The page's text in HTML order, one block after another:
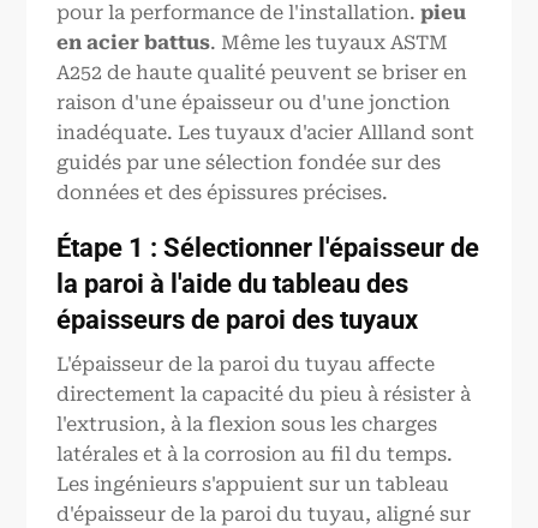
pour la performance de l'installation.pieu
en acier battus. Même les tuyaux ASTM
A252 de haute qualité peuvent se briser en
raison d'une épaisseur ou d'une jonction
inadéquate. Les tuyaux d'acier Allland sont
guidés par une sélection fondée sur des
données et des épissures précises.
Étape 1 : Sélectionner l'épaisseur de
la paroi à l'aide du tableau des
épaisseurs de paroi des tuyaux
L'épaisseur de la paroi du tuyau affecte
directement la capacité du pieu à résister à
l'extrusion, à la flexion sous les charges
latérales et à la corrosion au fil du temps.
Les ingénieurs s'appuient sur un tableau
d'épaisseur de la paroi du tuyau, aligné sur